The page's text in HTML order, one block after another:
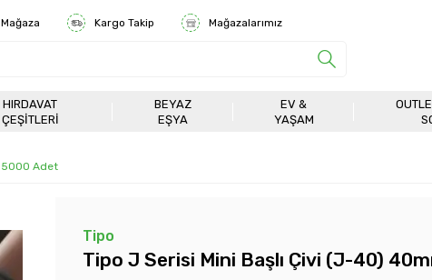
Kargo Takip Mağazalarımız
HIRDAVAT
ÇEŞITLERI
BEYAZ
EŞYA
EV &
YAŞAM
5000 Adet
Tipo
Tipo J Serisi Mini Başlı Çivi (J-40)